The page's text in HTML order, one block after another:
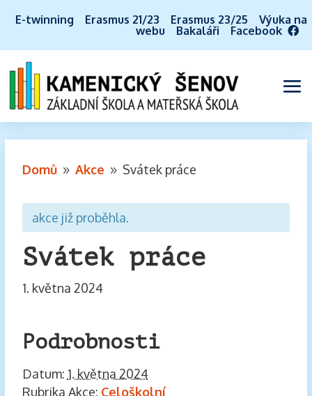
E-twinning Erasmus 21/23 Erasmus 23/25
Výuka na
webu
Bakaláři Facebook
Domů 9 Akce 9 Svátek práce
akce již proběhla.
Svátek práce
1. května 2024
Podrobnosti
Datum: 1. května 2024
Rubrika Akce: Celoškolní